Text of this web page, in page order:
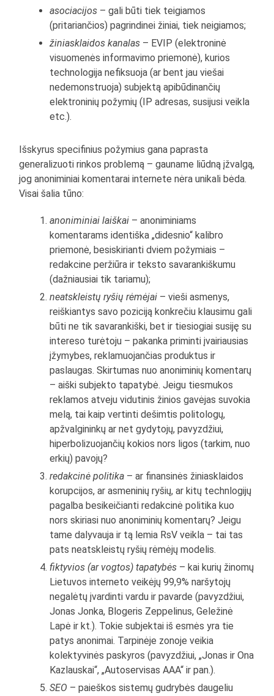
asociacijos – gali būti tiek teigiamos
(pritariančios) pagrindinei žiniai, tiek neigiamos;
žiniasklaidos kanalas – EVIP (elektroninė
visuomenės informavimo priemonė), kurios
technologija nefiksuoja (ar bent jau viešai
nedemonstruoja) subjektą apibūdinančių
elektroninių požymių (IP adresas, susijusi veikla
etc.).
Išskyrus specifinius požymius gana paprasta
generalizuoti rinkos problemą – gauname liūdną įžvalgą,
jog anoniminiai komentarai internete nėra unikali bėda.
Visai šalia tūno:
anoniminiai laiškai – anoniminiams
komentarams identiška „didesnio“ kalibro
priemonė, besiskirianti dviem požymiais –
redakcine peržiūra ir teksto savarankiškumu
(dažniausiai tik tariamu);
neatskleistų ryšių rėmėjai – vieši asmenys,
reiškiantys savo poziciją konkrečiu klausimu gali
būti ne tik savarankiški, bet ir tiesiogiai susiję su
intereso turėtoju – pakanka priminti įvairiausias
įžymybes, reklamuojančias produktus ir
paslaugas. Skirtumas nuo anoniminių komentarų
– aiški subjekto tapatybė. Jeigu tiesmukos
reklamos atveju vidutinis žinios gavėjas suvokia
melą, tai kaip vertinti dešimtis politologų,
apžvalgininkų ar net gydytojų, pavyzdžiui,
hiperbolizuojančių kokios nors ligos (tarkim, nuo
erkių) pavojų?
redakcinė politika – ar finansinės žiniasklaidos
korupcijos, ar asmeninių ryšių, ar kitų technlogijų
pagalba besikeičianti redakcinė politika kuo
nors skiriasi nuo anoniminių komentarų? Jeigu
tame dalyvauja ir tą lemia RsV veikla – tai tas
pats neatskleistų ryšių rėmėjų modelis.
fiktyvios (ar vogtos) tapatybės – kai kurių žinomų
Lietuvos interneto veikėjų 99,9% naršytojų
negalėtų įvardinti vardu ir pavarde (pavyzdžiui,
Jonas Jonka, Blogeris Zeppelinus, Geležinė
Lapė ir kt.). Tokie subjektai iš esmės yra tie
patys anonimai. Tarpinėje zonoje veikia
kolektyvinės paskyros (pavyzdžiui, „Jonas ir Ona
Kazlauskai“, „Autoservisas AAA“ ir pan.).
SEO – paieškos sistemų gudrybės daugeliu